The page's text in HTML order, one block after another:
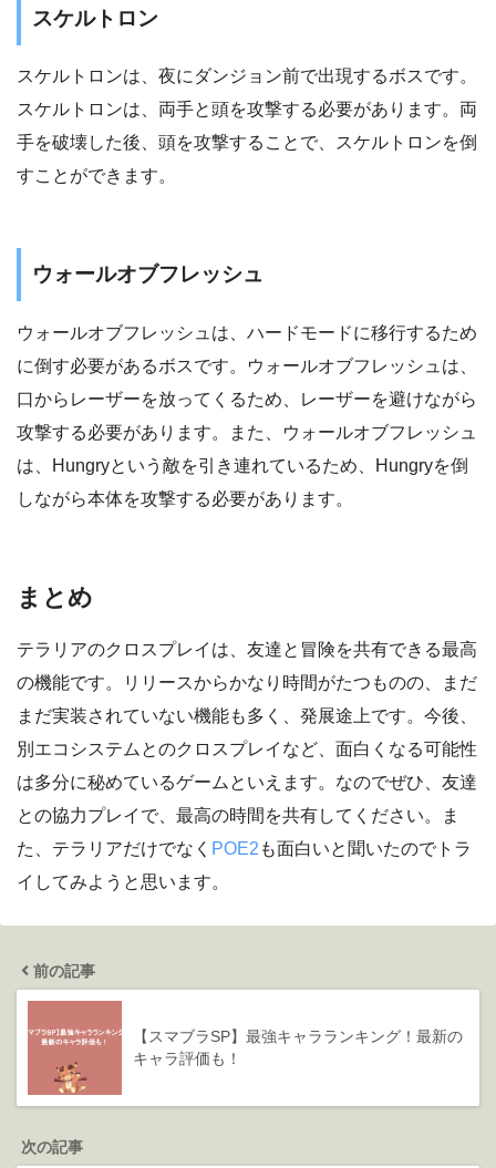
スケルトロン
スケルトロンは、夜にダンジョン前で出現するボスです。
スケルトロンは、両手と頭を攻撃する必要があります。両
手を破壊した後、頭を攻撃することで、スケルトロンを倒
すことができます。
ウォールオブフレッシュ
ウォールオブフレッシュは、ハードモードに移行するため
に倒す必要があるボスです。ウォールオブフレッシュは、
口からレーザーを放ってくるため、レーザーを避けながら
攻撃する必要があります。また、ウォールオブフレッシュ
は、Hungryという敵を引き連れているため、Hungryを倒
しながら本体を攻撃する必要があります。
まとめ
テラリアのクロスプレイは、友達と冒険を共有できる最高
の機能です。リリースからかなり時間がたつものの、まだ
まだ実装されていない機能も多く、発展途上です。今後、
別エコシステムとのクロスプレイなど、面白くなる可能性
は多分に秘めているゲームといえます。なのでぜひ、友達
との協力プレイで、最高の時間を共有してください。ま
た、テラリアだけでなく POE2 も面白いと聞いたのでトラ
イしてみようと思います。
前の記事
【スマブラSP】最強キャラランキング！最新の
キャラ評価も！
次の記事